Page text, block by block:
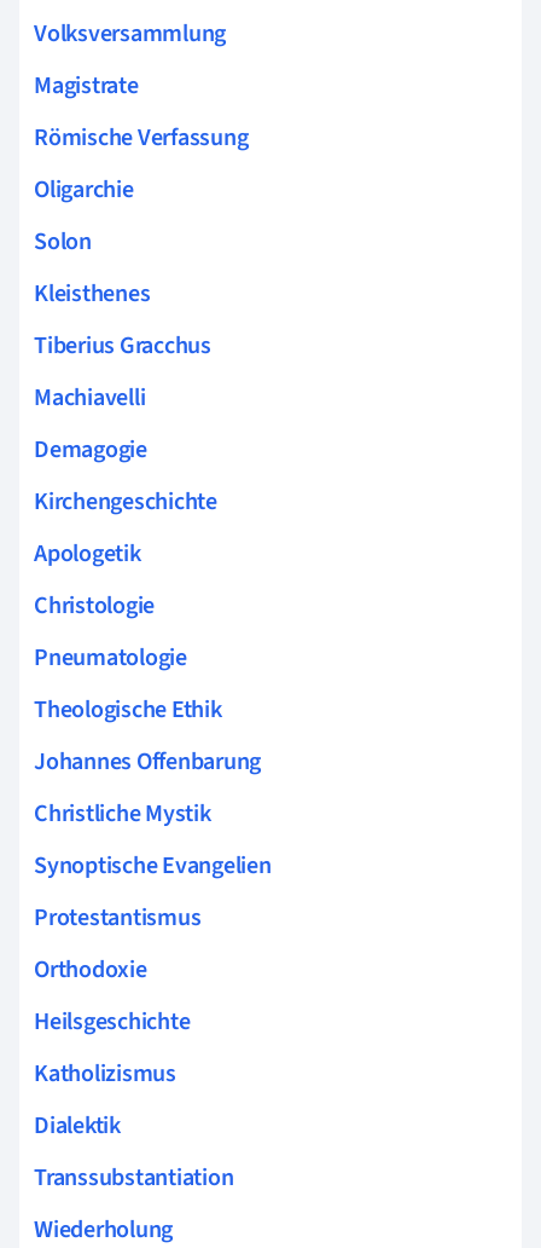
Volksversammlung
Magistrate
Römische Verfassung
Oligarchie
Solon
Kleisthenes
Tiberius Gracchus
Machiavelli
Demagogie
Kirchengeschichte
Apologetik
Christologie
Pneumatologie
Theologische Ethik
Johannes Offenbarung
Christliche Mystik
Synoptische Evangelien
Protestantismus
Orthodoxie
Heilsgeschichte
Katholizismus
Dialektik
Transsubstantiation
Wiederholung